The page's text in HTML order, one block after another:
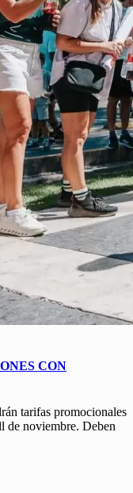
CON
tarifas promocionales
de noviembre. Deben